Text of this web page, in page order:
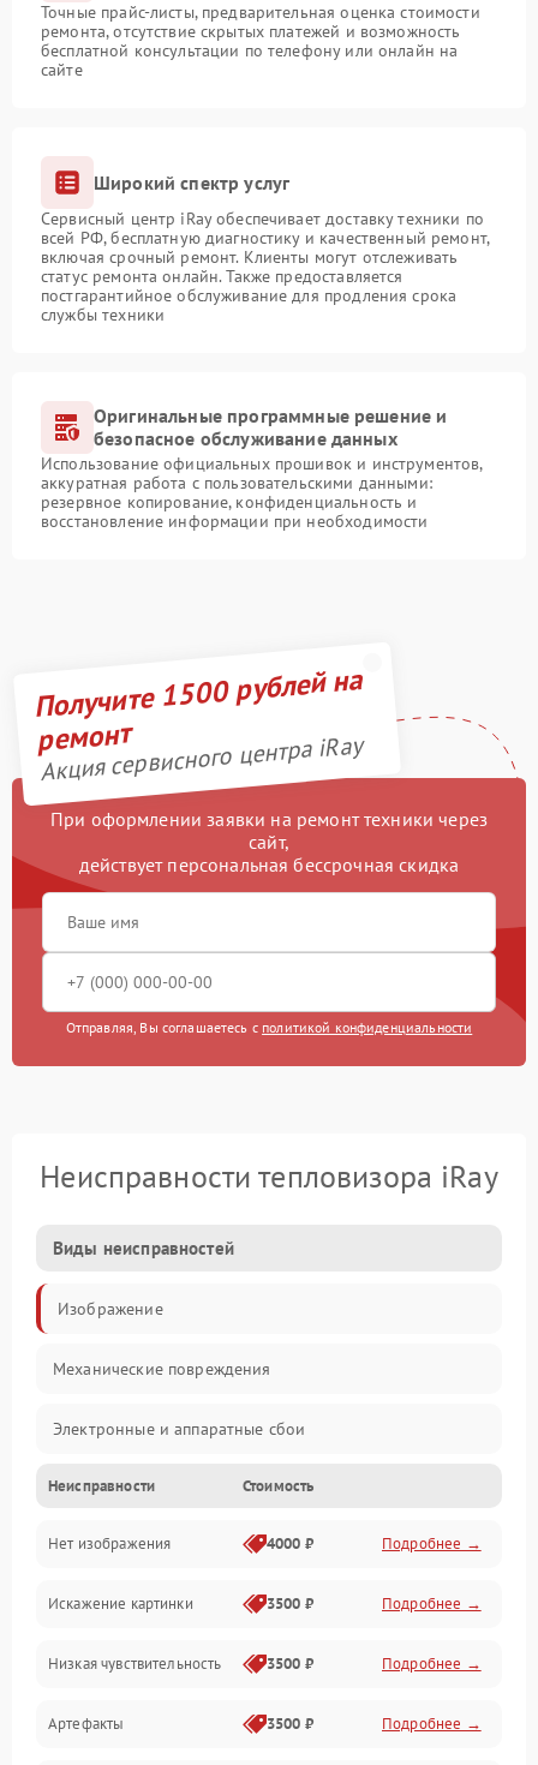
Точные прайс-листы, предварительная оценка стоимости
ремонта, отсутствие скрытых платежей и возможность
бесплатной консультации по телефону или онлайн на
сайте
Широкий спектр услуг
Сервисный центр iRay обеспечивает доставку техники по
всей РФ, бесплатную диагностику и качественный ремонт,
включая срочный ремонт. Клиенты могут отслеживать
статус ремонта онлайн. Также предоставляется
постгарантийное обслуживание для продления срока
службы техники
Оригинальные программные решение и
безопасное обслуживание данных
Использование официальных прошивок и инструментов,
аккуратная работа с пользовательскими данными:
резервное копирование, конфиденциальность и
восстановление информации при необходимости
Получите 1500 рублей на
ремонт
Акция сервисного центра iRay
При оформлении заявки на ремонт техники через
сайт,
действует персональная бессрочная скидка
Отправляя, Вы соглашаетесь с политикой конфиденциальности
Неисправности тепловизора iRay
Виды неисправностей
Изображение
Механические повреждения
Электронные и аппаратные сбои
Неисправности сенсора и оптики
Программные ошибки
Электропитание
Измерения
Матрица
Неисправности Стоимость
Нет изображения 4000 ₽ Подробнее →
Искажение картинки 3500 ₽ Подробнее →
Низкая чувствительность 3500 ₽ Подробнее →
Артефакты 3500 ₽ Подробнее →